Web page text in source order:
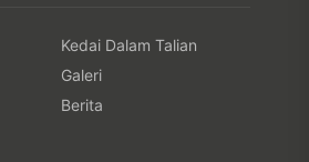
Kedai Dalam Talian
Galeri
Berita